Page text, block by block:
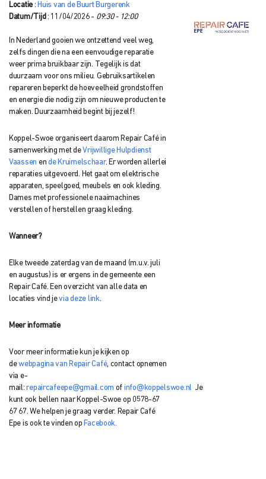
Locatie : Huis van de Buurt Burgerenk
Datum/Tijd : 11/04/2026 - 09:30 - 12:00
In Nederland gooien we ontzettend veel weg,
zelfs dingen die na een eenvoudige reparatie
weer prima bruikbaar zijn. Tegelijk is dat
duurzaam voor ons milieu. Gebruiksartikelen
repareren beperkt de hoeveelheid grondstoffen
en energie die nodig zijn om nieuwe producten te
maken. Duurzaamheid begint bij jezelf!
Koppel-Swoe organiseert daarom Repair Café in
samenwerking met de Vrijwillige Hulpdienst
Vaassen en de Kruimelschaar. Er worden allerlei
reparaties uitgevoerd. Het gaat om elektrische
apparaten, speelgoed, meubels en ook kleding.
Dames met professionele naaimachines
verstellen of herstellen graag kleding.
Wanneer?
Elke tweede zaterdag van de maand (m.u.v. juli
en augustus) is er ergens in de gemeente een
Repair Café. Een overzicht van alle data en
locaties vind jevia deze link.
Meer informatie
Voor meer informatie kun je kijken op
dewebpagina van Repair Café, contact opnemen
via e-
mail:repaircafeepe@gmail.com of info@koppelswoe.nl Je
kunt ook bellen naar Koppel-Swoe op 0578-67
67 67. We helpen je graag verder. Repair Café
Epe is ook te vinden op Facebook.